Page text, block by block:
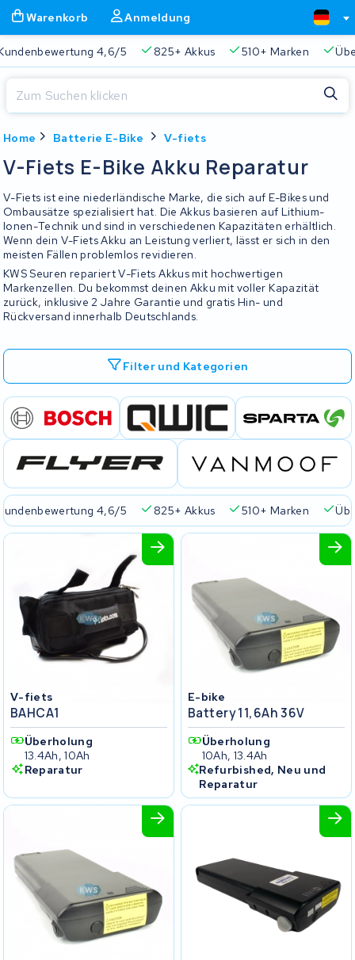
Warenkorb Anmeldung
4,6/5 825+ Akkus 510+ Marken
Home Batterie E-Bike V-fiets
V-Fiets E-Bike Akku Reparatur
V-Fiets ist eine niederländische Marke, die sich auf E-Bikes und
Ombausätze spezialisiert hat. Die Akkus basieren auf Lithium-
Ionen-Technik und sind in verschiedenen Kapazitäten erhältlich.
Wenn dein V-Fiets Akku an Leistung verliert, lässt er sich in den
meisten Fällen problemlos revidieren.
KWS Seuren repariert V-Fiets Akkus mit hochwertigen
Markenzellen. Du bekommst deinen Akku mit voller Kapazität
zurück, inklusive 2 Jahre Garantie und gratis Hin- und
Rückversand innerhalb Deutschlands.
Filter und Kategorien
4,6/5 825+ Akkus 510+ Marken
V-fiets
BAHCA1
Überholung
13.4Ah, 10Ah
Reparatur
E-bike
Battery 11,6Ah 36V
Überholung
10Ah, 13.4Ah
Refurbished, Neu und
Reparatur
Ihr Warenkorb ist leer.
Immer eine passende Lösung 2 Jahre Garantie
Schließen
Beginnen Sie mit der Eingabe in der Suchleiste, um zu suchen